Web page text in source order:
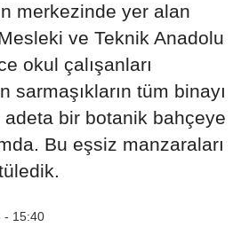
merkezinde yer alan
ve Teknik Anadolu
okul çalışanları
sarmaşıkların tüm binayı
adeta bir botanik bahçeye
Bu eşsiz manzaraları
- 15:40